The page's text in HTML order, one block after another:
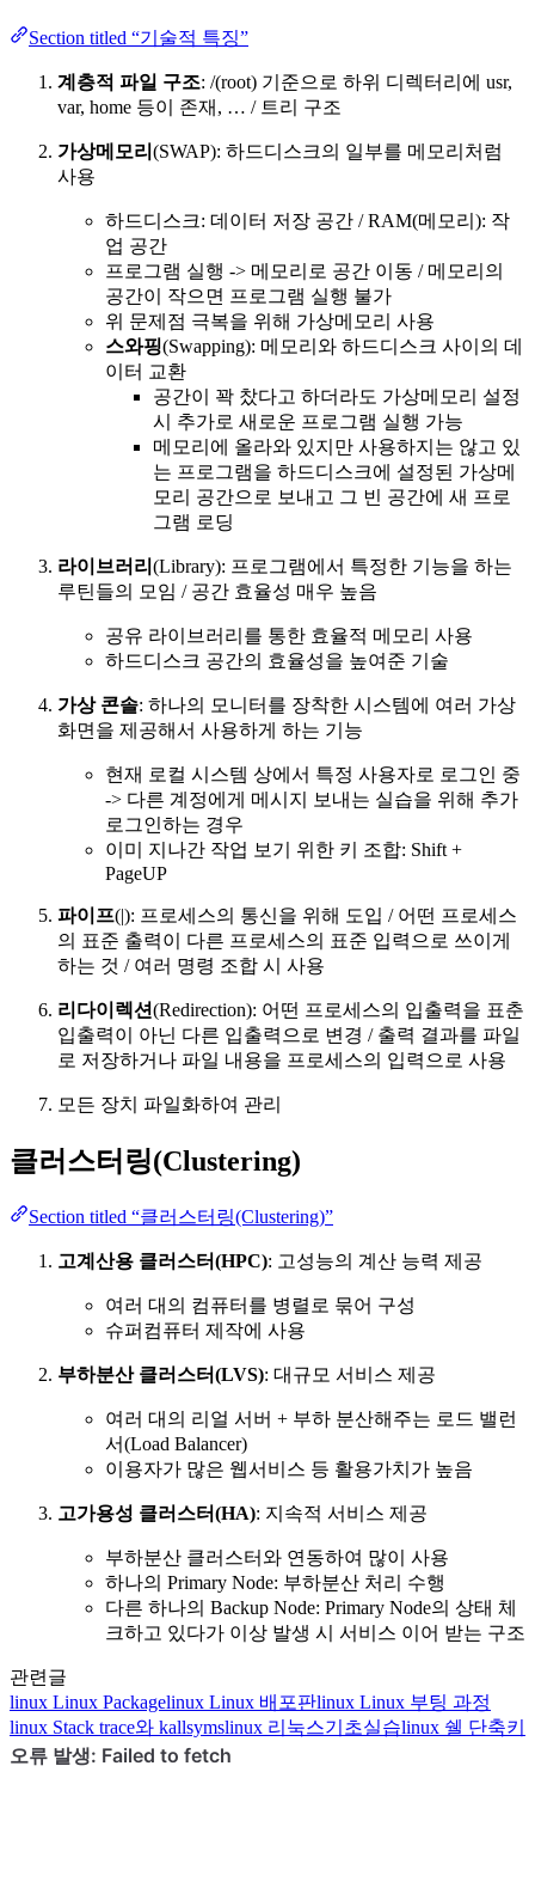
Section titled “기술적 특징”
계층적 파일 구조: /(root) 기준으로 하위 디렉터리에 usr,
var, home 등이 존재, … / 트리 구조
가상메모리 (SWAP): 하드디스크의 일부를 메모리처럼
사용
하드디스크: 데이터 저장 공간 / RAM(메모리): 작
업 공간
프로그램 실행 -> 메모리로 공간 이동 / 메모리의
공간이 작으면 프로그램 실행 불가
위 문제점 극복을 위해 가상메모리 사용
스와핑(Swapping): 메모리와 하드디스크 사이의 데
이터 교환
공간이 꽉 찼다고 하더라도 가상메모리 설정
시 추가로 새로운 프로그램 실행 가능
메모리에 올라와 있지만 사용하지는 않고 있
는 프로그램을 하드디스크에 설정된 가상메
모리 공간으로 보내고 그 빈 공간에 새 프로
그램 로딩
라이브러리 (Library): 프로그램에서 특정한 기능을 하는
루틴들의 모임 / 공간 효율성 매우 높음
공유 라이브러리를 통한 효율적 메모리 사용
하드디스크 공간의 효율성을 높여준 기술
가상 콘솔: 하나의 모니터를 장착한 시스템에 여러 가상
화면을 제공해서 사용하게 하는 기능
현재 로컬 시스템 상에서 특정 사용자로 로그인 중
-> 다른 계정에게 메시지 보내는 실습을 위해 추가
로그인하는 경우
이미 지나간 작업 보기 위한 키 조합: Shift +
PageUP
파이프(|): 프로세스의 통신을 위해 도입 / 어떤 프로세스
의 표준 출력이 다른 프로세스의 표준 입력으로 쓰이게
하는 것 / 여러 명령 조합 시 사용
리다이렉션(Redirection): 어떤 프로세스의 입출력을 표춘
입출력이 아닌 다른 입출력으로 변경 / 출력 결과를 파일
로 저장하거나 파일 내용을 프로세스의 입력으로 사용
모든 장치 파일화하여 관리
클러스터링(Clustering)
Section titled “클러스터링(Clustering)”
고계산용 클러스터(HPC): 고성능의 계산 능력 제공
여러 대의 컴퓨터를 병렬로 묶어 구성
슈퍼컴퓨터 제작에 사용
부하분산 클러스터(LVS): 대규모 서비스 제공
여러 대의 리얼 서버 + 부하 분산해주는 로드 밸런
서(Load Balancer)
이용자가 많은 웹서비스 등 활용가치가 높음
고가용성 클러스터(HA): 지속적 서비스 제공
부하분산 클러스터와 연동하여 많이 사용
하나의 Primary Node: 부하분산 처리 수행
다른 하나의 Backup Node: Primary Node의 상태 체
크하고 있다가 이상 발생 시 서비스 이어 받는 구조
관련글
linux Linux Packagelinux Linux 배포판linux Linux 부팅 과정
linux Stack trace와 kallsymslinux 리눅스기초실습linux 쉘 단축키